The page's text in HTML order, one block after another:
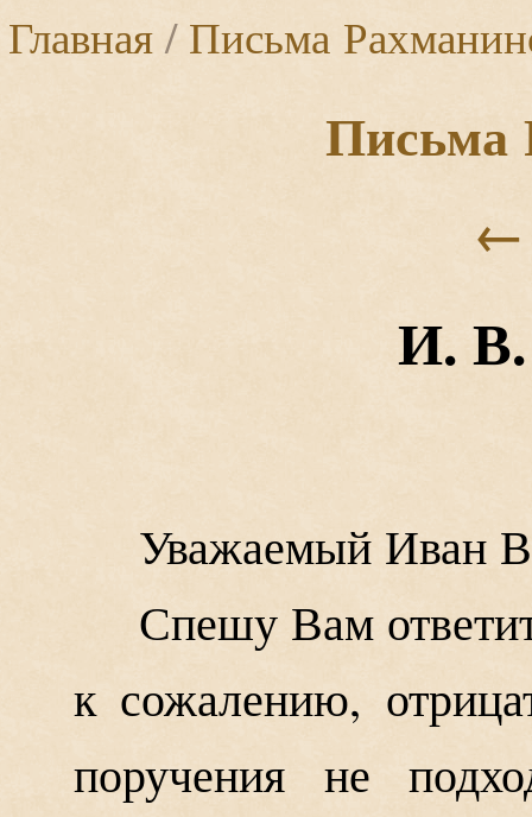
Главная/Письма
Письма
←
И.
Уважаемый Иван
Спешу Вам
к сожалению,
поручения не